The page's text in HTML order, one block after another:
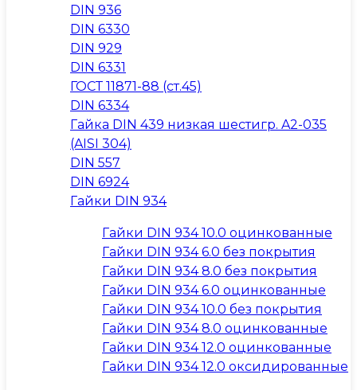
DIN 936
DIN 6330
DIN 929
DIN 6331
ГОСТ 11871-88 (ст.45)
DIN 6334
Гайка DIN 439 низкая шестигр. A2-035
(AISI 304)
DIN 557
DIN 6924
Гайки DIN 934
Гайки DIN 934 10.0 оцинкованные
Гайки DIN 934 6.0 без покрытия
Гайки DIN 934 8.0 без покрытия
Гайки DIN 934 6.0 оцинкованные
Гайки DIN 934 10.0 без покрытия
Гайки DIN 934 8.0 оцинкованные
Гайки DIN 934 12.0 оцинкованные
Гайки DIN 934 12.0 оксидированные